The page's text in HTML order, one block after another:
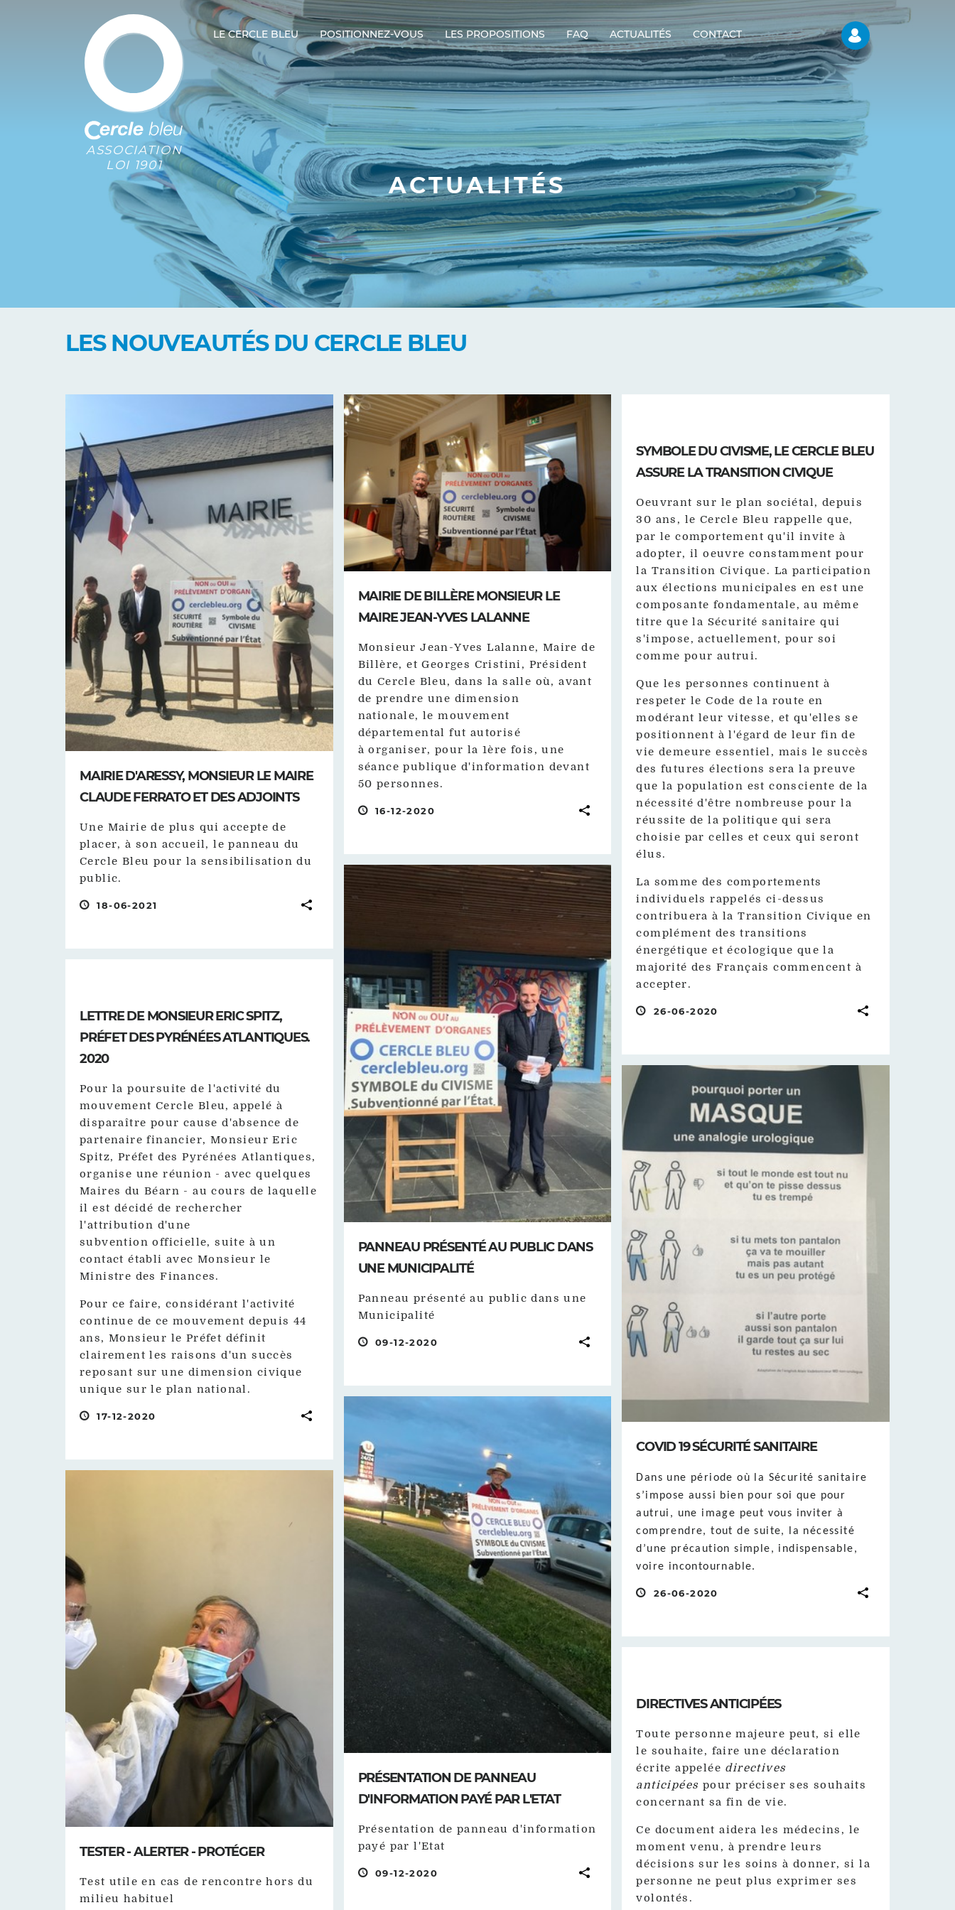
ASSOCIATION
LOI 1901
LE CERCLE BLEU POSITIONNEZ-VOUS LES PROPOSITIONS FAQ ACTUALITÉS CONTACT
ACTUALITÉS
LES NOUVEAUTÉS DU CERCLE BLEU
MAIRIE D'ARESSY, MONSIEUR LE MAIRE
CLAUDE FERRATO ET DES ADJOINTS
Une Mairie de plus qui accepte de
placer, à son accueil, le panneau du
Cercle Bleu pour la sensibilisation du
public.
18-06-2021
LETTRE DE MONSIEUR ERIC SPITZ,
PRÉFET DES PYRÉNÉES ATLANTIQUES.
2020
Pour la poursuite de l'activité du
mouvement Cercle Bleu, appelé à
disparaître pour cause d'absence de
partenaire financier, Monsieur Eric
Spitz, Préfet des Pyrénées Atlantiques,
organise une réunion - avec quelques
Maires du Béarn - au cours de laquelle
il est décidé de rechercher
l'attribution d'une
subvention officielle, suite à un
contact établi avec Monsieur le
Ministre des Finances.
Pour ce faire, considérant l'activité
continue de ce mouvement depuis 44
ans, Monsieur le Préfet définit
clairement les raisons d'un succès
reposant sur une dimension civique
unique sur le plan national.
17-12-2020
TESTER - ALERTER - PROTÉGER
Test utile en cas de rencontre hors du
milieu habituel
MAIRIE DE BILLÈRE MONSIEUR LE
MAIRE JEAN-YVES LALANNE
Monsieur Jean-Yves Lalanne, Maire de
Billère, et Georges Cristini, Président
du Cercle Bleu, dans la salle où, avant
de prendre une dimension
nationale, le mouvement
départemental fut autorisé
à organiser, pour la 1ère fois, une
séance publique d'information devant
50 personnes.
16-12-2020
PANNEAU PRÉSENTÉ AU PUBLIC DANS
UNE MUNICIPALITÉ
Panneau présenté au public dans une
Municipalité
09-12-2020
PRÉSENTATION DE PANNEAU
D'INFORMATION PAYÉ PAR L'ETAT
Présentation de panneau d'information
payé par l'Etat
09-12-2020
SYMBOLE DU CIVISME, LE CERCLE BLEU
ASSURE LA TRANSITION CIVIQUE
Oeuvrant sur le plan sociétal, depuis
30 ans, le Cercle Bleu rappelle que,
par le comportement qu'il invite à
adopter, il oeuvre constamment pour
la Transition Civique. La participation
aux élections municipales en est une
composante fondamentale, au même
titre que la Sécurité sanitaire qui
s'impose, actuellement, pour soi
comme pour autrui.
Que les personnes continuent à
respeter le Code de la route en
modérant leur vitesse, et qu'elles se
positionnent à l'égard de leur fin de
vie demeure essentiel, mais le succès
des futures élections sera la preuve
que la population est consciente de la
nécessité d'être nombreuse pour la
réussite de la politique qui sera
choisie par celles et ceux qui seront
élus.
La somme des comportements
individuels rappelés ci-dessus
contribuera à la Transition Civique en
complément des transitions
énergétique et écologique que la
majorité des Français commencent à
accepter.
26-06-2020
COVID 19 SÉCURITÉ SANITAIRE
Dans une période où la Sécurité sanitaire
s’impose aussi bien pour soi que pour
autrui, une image peut vous inviter à
comprendre, tout de suite, la nécessité
d’une précaution simple, indispensable,
voire incontournable.
26-06-2020
DIRECTIVES ANTICIPÉES
Toute personne majeure peut, si elle
le souhaite, faire une déclaration
écrite appelée directives
anticipées pour préciser ses souhaits
concernant sa fin de vie.
Ce document aidera les médecins, le
moment venu, à prendre leurs
décisions sur les soins à donner, si la
personne ne peut plus exprimer ses
volontés.